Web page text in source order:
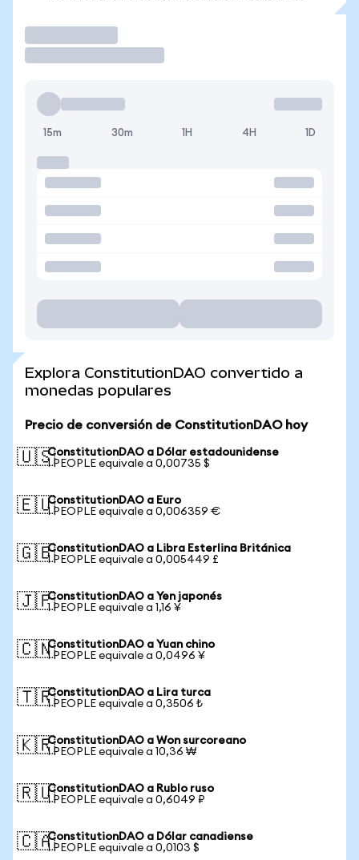
15m 30m 1H 4H 1D
Explora ConstitutionDAO convertido a
monedas populares
Precio de conversión de ConstitutionDAO hoy
🇺🇸ConstitutionDAO a Dólar estadounidense
1 PEOPLE equivale a 0,00735 $
🇪🇺ConstitutionDAO a Euro
1 PEOPLE equivale a 0,006359 €
🇬🇧ConstitutionDAO a Libra Esterlina Británica
1 PEOPLE equivale a 0,005449 £
🇯🇵ConstitutionDAO a Yen japonés
1 PEOPLE equivale a 1,16 ¥
🇨🇳ConstitutionDAO a Yuan chino
1 PEOPLE equivale a 0,0496 ¥
🇹🇷ConstitutionDAO a Lira turca
1 PEOPLE equivale a 0,3506 ₺
🇰🇷ConstitutionDAO a Won surcoreano
1 PEOPLE equivale a 10,36 ₩
🇷🇺ConstitutionDAO a Rublo ruso
1 PEOPLE equivale a 0,6049 ₽
🇨🇦ConstitutionDAO a Dólar canadiense
1 PEOPLE equivale a 0,0103 $